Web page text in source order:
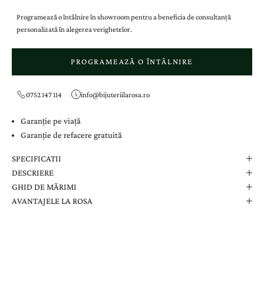
Programează o întâlnire în showroom pentru a beneficia de consultanță
personalizată în alegerea verighetelor.
PROGRAMEAZĂ O ÎNTÂLNIRE
0752 147 114 info@bijuteriilarosa.ro
Garanție pe viață
Garanție de refacere gratuită
SPECIFICATII
DESCRIERE
GHID DE MĂRIMI
AVANTAJELE LA ROSA